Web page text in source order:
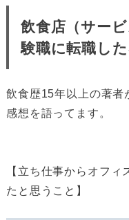
飲食店（サー
験職に転職した
飲食歴15年以上の著者
感想を語ってます。
【立ち仕事からオフ
たと思うこと】